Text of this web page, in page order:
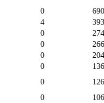
0
4
0
0
0
0
0
0